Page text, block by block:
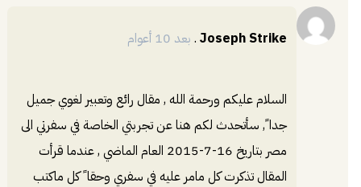
Joseph Strike
. بعد 10 أعوام
السلام عليكم ورحمة الله , مقال رائع وتعبير لغوي جميل
جدا ً, سأتحدث لكم هنا عن تجربتي الخاصة في سفرتي الى
مصر بتاريخ 16-7-2015 العام الماضي , عندما قرأت
المقال تذكرت كل مامر عليه في سفري وحقا ً كل ماكتب